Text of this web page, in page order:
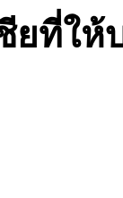
ยที่ให้